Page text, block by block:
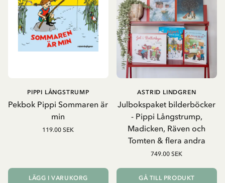
Pekbok Pippi Sommaren är
min
PIPPI LÅNGSTRUMP
119.00 SEK
LÄGG I VARUKORG
Julbokspaket bilderböcker
- Pippi Långstrump,
Madicken, Räven och
Tomten & flera andra
ASTRID LINDGREN
749.00 SEK
GÅ TILL PRODUKT